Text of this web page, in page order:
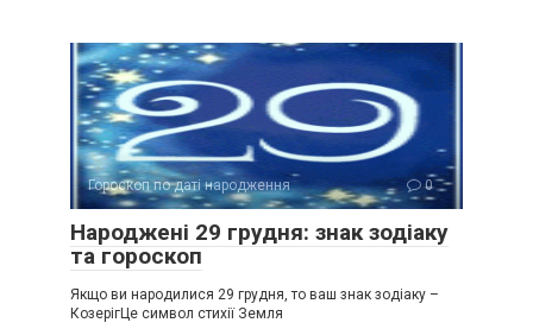
Гороскоп по даті народження 0
Народжені 29 грудня: знак зодіаку
та гороскоп
Якщо ви народилися 29 грудня, то ваш знак зодіаку –
КозерігЦе символ стихії Земля